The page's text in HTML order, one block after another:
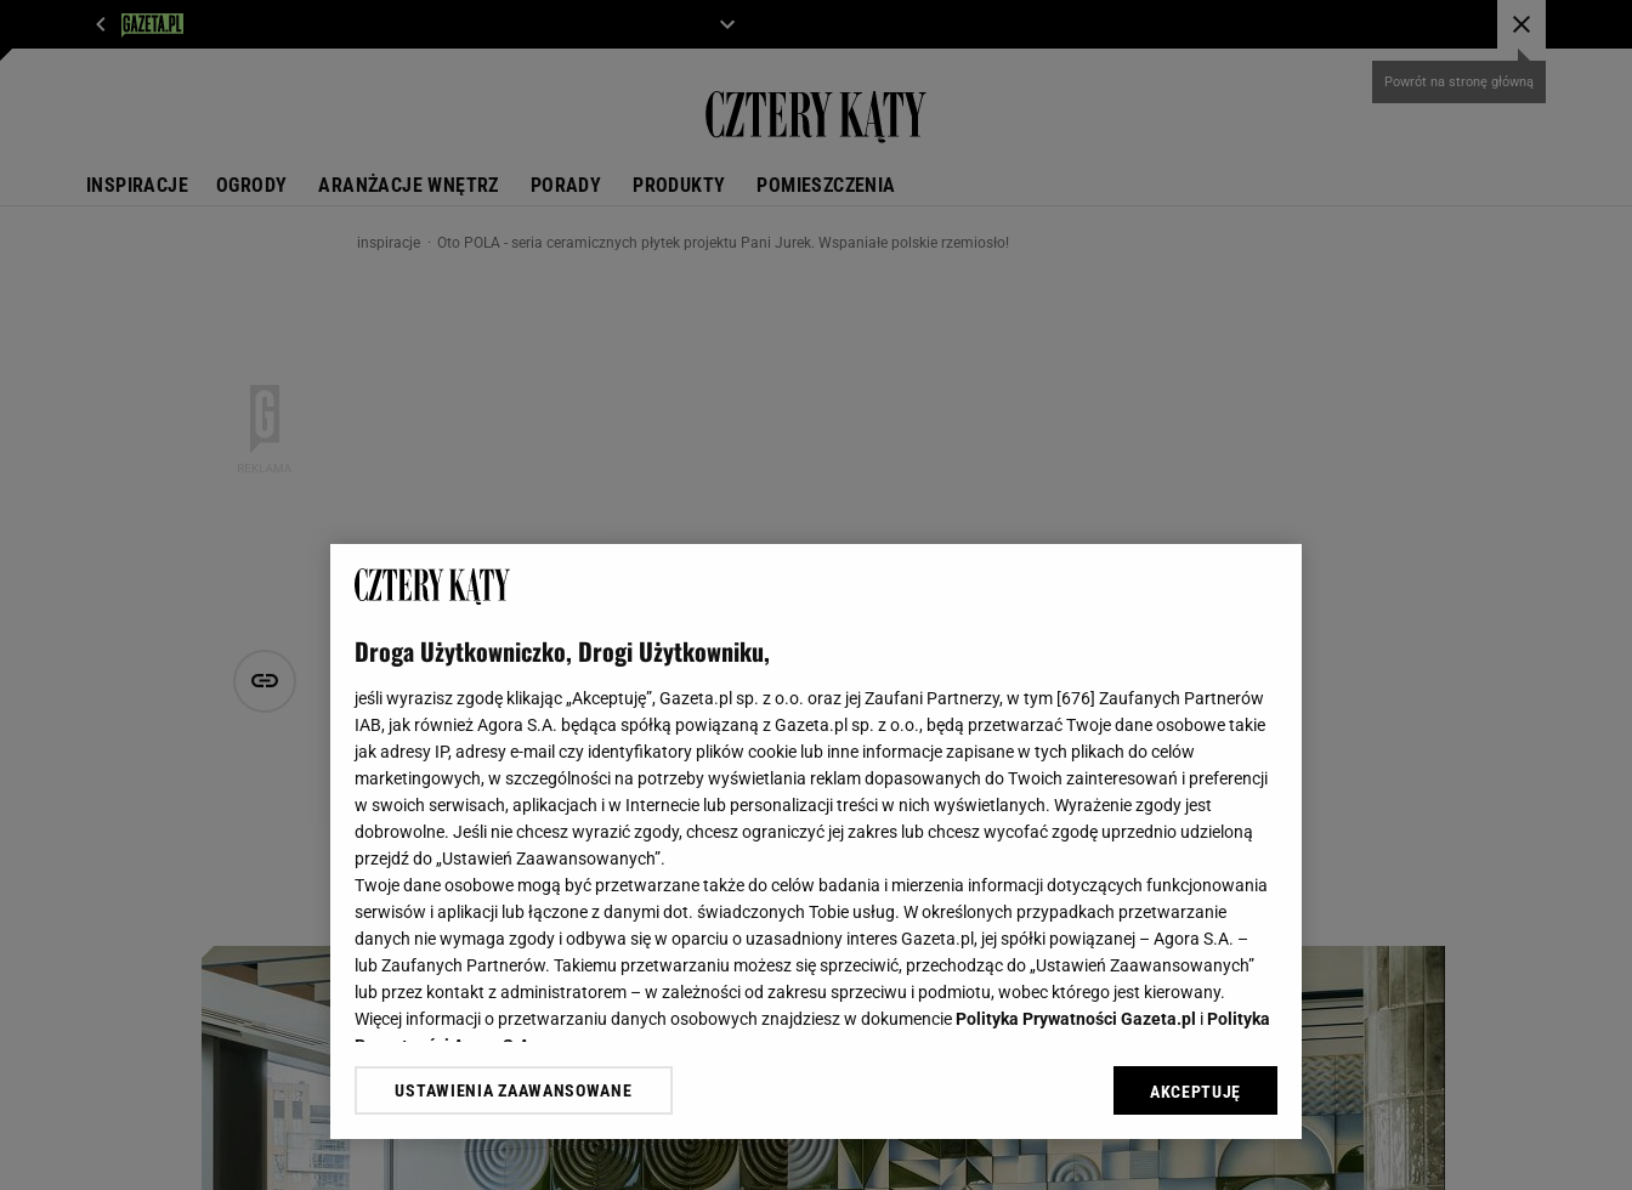
INSPIRACJE OGRODY ARANŻACJE WNĘTRZ PORADY PRODUKTY POMIESZCZENIA
inspiracje Oto POLA - seria ceramicznych płytek projektu Pani Jurek. Wspaniałe polskie rzemiosło!
Oto POLA - seria ceramicznych płytek projektu Pani Jurek.
Wspaniałe polskie rzemiosło!
Agnieszka Hasiec
20 marca 2025, 14:27
Pani Jurek chyba nikomu nie trzeba przedstawiać. Lampy jej projektu zdobią niejedno polskie
wnętrze. Teraz artystka stworzyła niezwykłą serię ceramiki POLA.
Droga Użytkowniczko, Drogi Użytkowniku,
jeśli wyrazisz zgodę klikając „Akceptuję”, Gazeta.pl sp. z o.o. oraz jej Zaufani Partnerzy, w tym [676] Zaufanych Partnerów
IAB, jak również Agora S.A. będąca spółką powiązaną z Gazeta.pl sp. z o.o., będą przetwarzać Twoje dane osobowe takie
jak adresy IP, adresy e-mail czy identyfikatory plików cookie lub inne informacje zapisane w tych plikach do celów
marketingowych, w szczególności na potrzeby wyświetlania reklam dopasowanych do Twoich zainteresowań i preferencji
w swoich serwisach, aplikacjach i w Internecie lub personalizacji treści w nich wyświetlanych. Wyrażenie zgody jest
dobrowolne. Jeśli nie chcesz wyrazić zgody, chcesz ograniczyć jej zakres lub chcesz wycofać zgodę uprzednio udzieloną
przejdź do „Ustawień Zaawansowanych”.
Twoje dane osobowe mogą być przetwarzane także do celów badania i mierzenia informacji dotyczących funkcjonowania
serwisów i aplikacji lub łączone z danymi dot. świadczonych Tobie usług. W określonych przypadkach przetwarzanie
danych nie wymaga zgody i odbywa się w oparciu o uzasadniony interes Gazeta.pl, jej spółki powiązanej – Agora S.A. –
lub Zaufanych Partnerów. Takiemu przetwarzaniu możesz się sprzeciwić, przechodząc do „Ustawień Zaawansowanych”
lub przez kontakt z administratorem – w zależności od zakresu sprzeciwu i podmiotu, wobec którego jest kierowany.
Więcej informacji o przetwarzaniu danych osobowych znajdziesz w dokumenciePolityka Prywatności Gazeta.pl iPolityka
Prywatności Agora S.A.
Klikając „Akceptuję” wyrażasz też zgodę na zainstalowanie i przechowywanie plików cookie Gazeta.pl sp. z o.o., jej
dotyczące plików cookie, wywołując narzędzie do zarządzania twoimi preferencjami dot. przetwarzania danych poprzez
odnośnik „Ustawienia prywatności ” w stopce serwisu i przechodząc do „Ustawień Zaawansowanych”. Zmiana ustawień
USTAWIENIA ZAAWANSOWANE AKCEPTUJĘ